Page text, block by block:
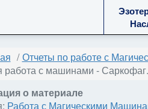
Отчеты по работе с
работа с машинами -
о материале
Работа с Магическими